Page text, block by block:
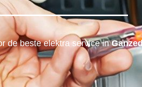
de beste elektra service in